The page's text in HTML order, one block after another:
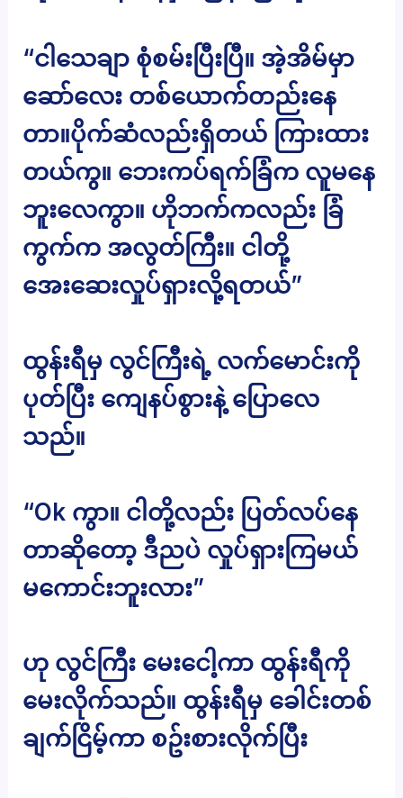
“ငါသေချာ စုံစမ်းပြီးပြီ။ အဲ့အိမ်မှာ
ဆော်လေး တစ်ယောက်တည်းနေ
တာ။ပိုက်ဆံလည်းရှိတယ် ကြားထား
တယ်ကွ။ ဘေးကပ်ရက်ခြံက လူမနေ
ဘူးလေကွာ။ ဟိုဘက်ကလည်း ခြံ
ကွက်က အလွတ်ကြီး။ ငါတို့
အေးဆေးလှုပ်ရှားလို့ရတယ်”
ထွန်းရီမှ လွင်ကြီးရဲ့ လက်မောင်းကို
ပုတ်ပြီး ကျေနပ်စွားနဲ့ ပြောလေ
သည်။
“Ok ကွာ။ ငါတို့လည်း ပြတ်လပ်နေ
တာဆိုတော့ ဒီညပဲ လှုပ်ရှားကြမယ်
မကောင်းဘူးလား”
ဟု လွင်ကြီး မေးငေါ့ကာ ထွန်းရီကို
မေးလိုက်သည်။ ထွန်းရီမှ ခေါင်းတစ်
ချက်ငြိမ့်ကာ စဥ်းစားလိုက်ပြီး